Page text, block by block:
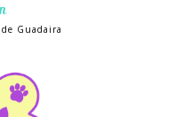
Guadaira